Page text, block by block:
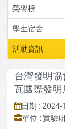
榮譽榜
學生宿舍
活動資訊
台灣發明
瓦國際發明
日期 : 2024-
單位 : 實驗